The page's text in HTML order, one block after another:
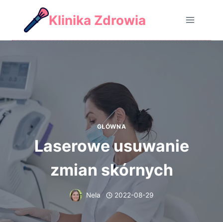
content
Klinika Zdrowia
GŁÓWNA
Laserowe usuwanie
zmian skórnych
Nela 2022-08-29